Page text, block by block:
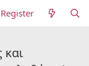
Register
και